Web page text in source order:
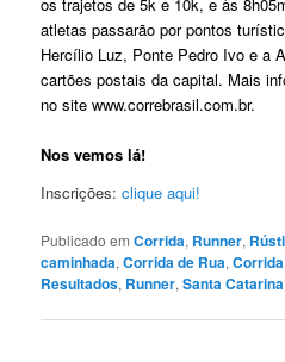
atletas passarão por pontos
Hercílio Luz, Ponte Pedro Ivo e a
cartões postais da capital. Mais
no site www.correbrasil.com.br.
Nos vemos lá!
Inscrições:clique aqui!
Publicado em Corrida, Runner,
caminhada,Corrida de Rua,
Resultados, Runner,Santa Catarina